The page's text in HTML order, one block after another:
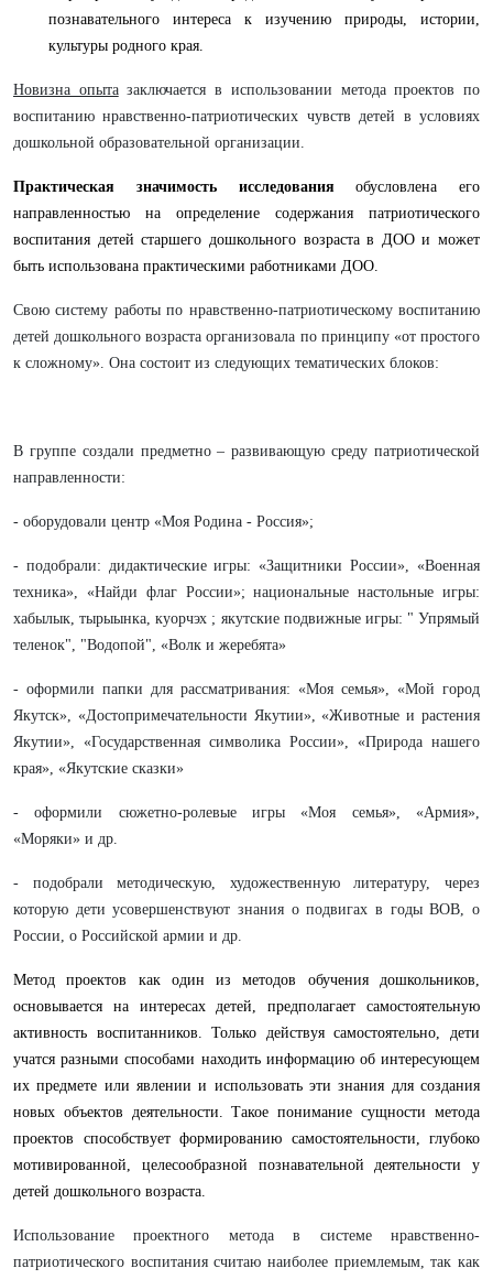
познавательного интереса к изучению природы, истории,
культуры родного края.
Новизна опытазаключается в использовании метода проектов по
воспитанию нравственно-патриотических чувств детей в условиях
дошкольной образовательной организации.
Практическая значимость исследованияобусловлена его
направленностью на определение содержания патриотического
воспитания детей старшего дошкольного возраста в ДОО и может
быть использована практическими работниками ДОО.
Свою систему работы по нравственно-патриотическому воспитанию
детей дошкольного возраста организовала по принципу «от простого
к сложному». Она состоит из следующих тематических блоков:
В группе создали предметно – развивающую среду патриотической
направленности:
- оборудовали центр «Моя Родина - Россия»;
- подобрали: дидактические игры: «Защитники России», «Военная
техника», «Найди флаг России»; национальные настольные игры:
хабылык, тырыынка, куорчэх ; якутские подвижные игры: " Упрямый
теленок", "Водопой", «Волк и жеребята»
- оформили папки для рассматривания: «Моя семья», «Мой город
Якутск», «Достопримечательности Якутии», «Животные и растения
Якутии», «Государственная символика России», «Природа нашего
края», «Якутские сказки»
- оформили сюжетно-ролевые игры «Моя семья», «Армия»,
«Моряки» и др.
- подобрали методическую, художественную литературу, через
которую дети усовершенствуют знания о подвигах в годы ВОВ, о
России, о Российской армии и др.
Метод проектов как один из методов обучения дошкольников,
основывается на интересах детей, предполагает самостоятельную
активность воспитанников. Только действуя самостоятельно, дети
учатся разными способами находить информацию об интересующем
их предмете или явлении и использовать эти знания для создания
новых объектов деятельности. Такое понимание сущности метода
проектов способствует формированию самостоятельности, глубоко
мотивированной, целесообразной познавательной деятельности у
детей дошкольного возраста.
Использование проектного метода в системе нравственно-
патриотического воспитания считаю наиболее приемлемым, так как